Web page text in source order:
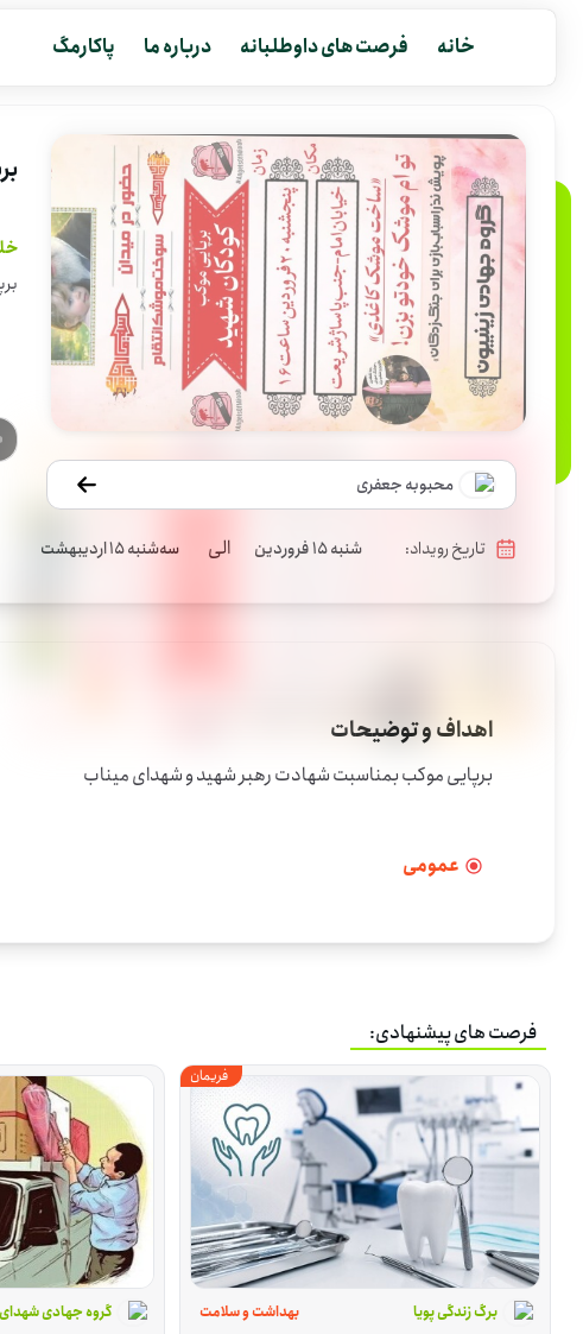
خانه فرصت های داوطلبانه درباره ما پاکارمگ
محبوبه جعفری
تاریخ رویداد: شنبه 15 فروردین الی سه‌شنبه 15 اردیبهشت
اهداف و توضیحات
برپایی موکب بمناسبت شهادت رهبر شهید و شهدای میناب
عمومی
فرصت های پیشنهادی:
فریمان
برگ زندگی پویا بهداشت و سلامت گروه جهادی